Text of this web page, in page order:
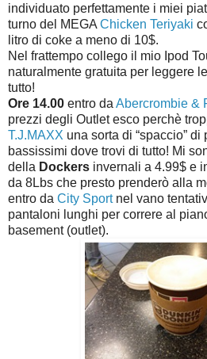
individuato perfettamente i miei
turno del MEGA Chicken Teriyaki
litro di coke a meno di 10$.
Nel frattempo collego il mio Ipod
naturalmente gratuita per leggere
tutto!
Ore 14.00 entro da Abercrombie &
prezzi degli Outlet esco perchè
T.J.MAXX una sorta di “spaccio”
bassissimi dove trovi di tutto! Mi
della Dockers invernali a 4.99$ e
da 8Lbs che presto prenderò alla
entro da City Sportnel vano
pantaloni lunghi per correre al
basement (outlet).